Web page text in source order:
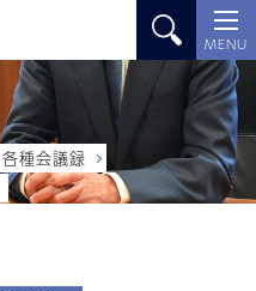
MENU
各種会議録